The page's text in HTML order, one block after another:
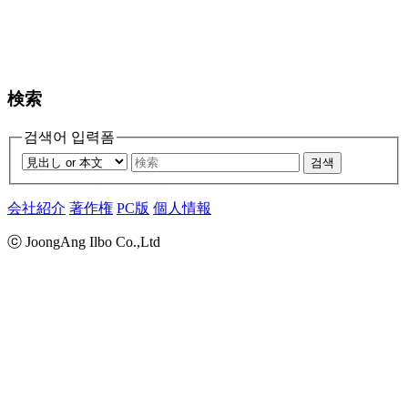
検索
검색어 입력폼
검색
会社紹介 著作権 PC版 個人情報
ⓒ JoongAng Ilbo Co.,Ltd